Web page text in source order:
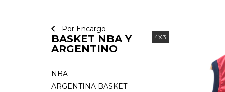
Por Encargo
BASKET NBA Y
ARGENTINO
NBA
ARGENTINA BASKET
4X3